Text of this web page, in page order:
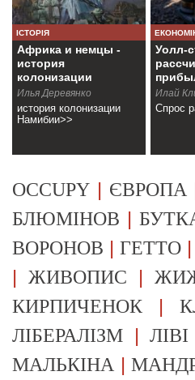
ІСТОРІЯ
Африка и немцы -
история
колонизации
Намибии
Илья Деревянко
история колонизации
Намибии>>
Уолл-
Илай
Спрос
OCCUPY | ЄВРОПА
БЛЮМІНОВ |
ВОРОНОВ |ГЕТТО
|ЖИВОПИС |
КИРПИЧЕНОК |
ЛІБЕРАЛІЗМ |ЛІВІ
МАЛЬКІНА |